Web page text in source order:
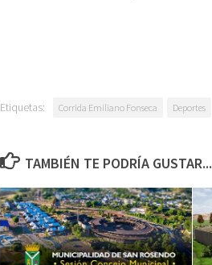
Etiquetas: Corrida Emiliano Fonseca Deportes
TAMBIÉN TE PODRÍA GUSTAR...